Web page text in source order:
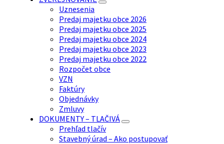
Uznesenia
Predaj majetku obce 2026
Predaj majetku obce 2025
Predaj majetku obce 2024
Predaj majetku obce 2023
Predaj majetku obce 2022
Rozpočet obce
VZN
Faktúry
Objednávky
Zmluvy
DOKUMENTY – TLAČIVÁ
Prehľad tlačív
Stavebný úrad – Ako postupovať